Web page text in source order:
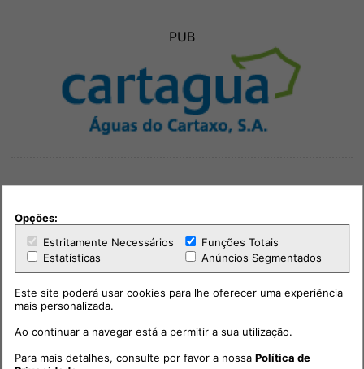
PUB
Outras notícias
Opções:
Estritamente Necessários
Funções Totais
Estatísticas
Anúncios Segmentados
Este site poderá usar cookies para lhe oferecer uma experiência
mais personalizada.
Ao continuar a navegar está a permitir a sua utilização.
Para mais detalhes, consulte por favor a nossaPolítica de